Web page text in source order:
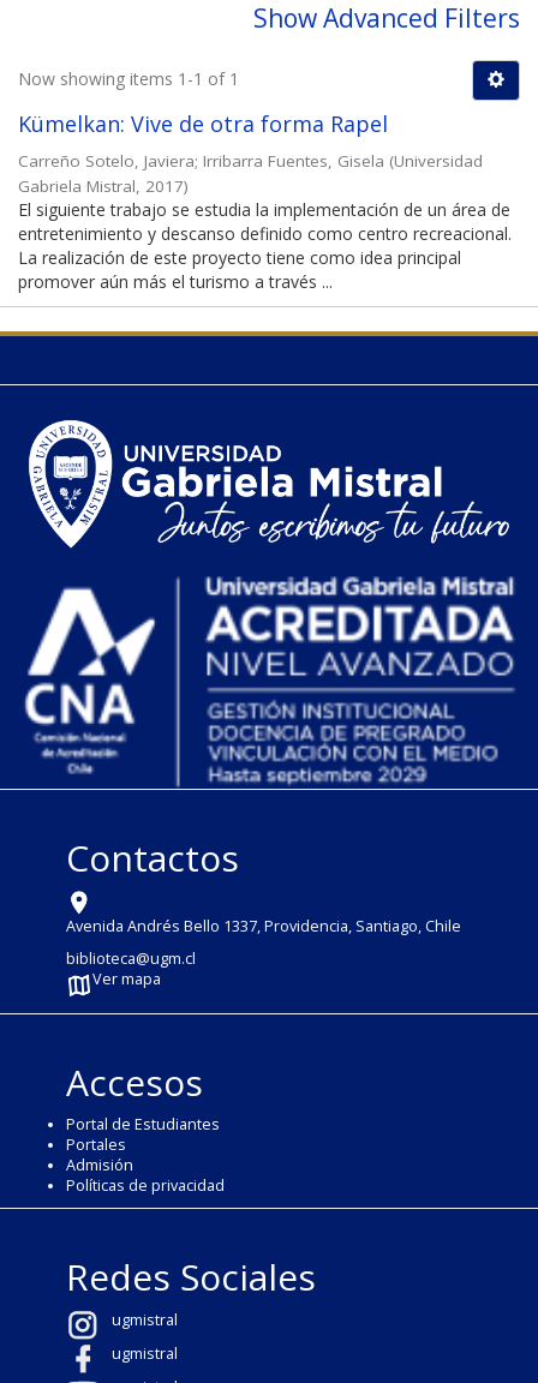
Show Advanced Filters
Now showing items 1-1 of 1
Kümelkan: Vive de otra forma Rapel
Carreño Sotelo, Javiera; Irribarra Fuentes, Gisela (Universidad
Gabriela Mistral, 2017)
El siguiente trabajo se estudia la implementación de un área de
entretenimiento y descanso definido como centro recreacional.
La realización de este proyecto tiene como idea principal
promover aún más el turismo a través ...
Contactos
Avenida Andrés Bello 1337, Providencia, Santiago, Chile
biblioteca@ugm.cl
Ver mapa
Accesos
Portal de Estudiantes
Portales
Admisión
Políticas de privacidad
Redes Sociales
ugmistral
ugmistral